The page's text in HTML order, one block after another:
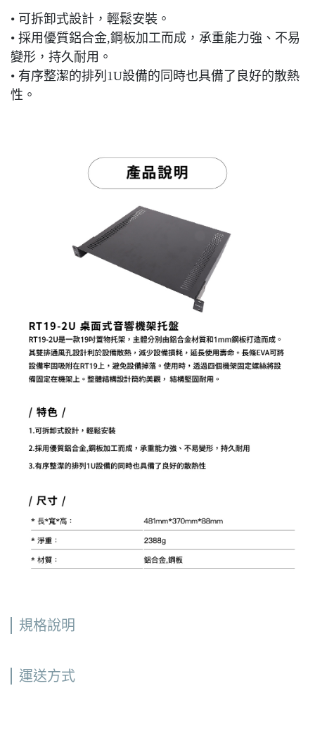
• 可拆卸式設計，輕鬆安裝。
• 採用優質鋁合金,鋼板加工而成，承重能力強、不易
變形，持久耐用。
• 有序整潔的排列1U設備的同時也具備了良好的散熱
性。
規格說明
運送方式